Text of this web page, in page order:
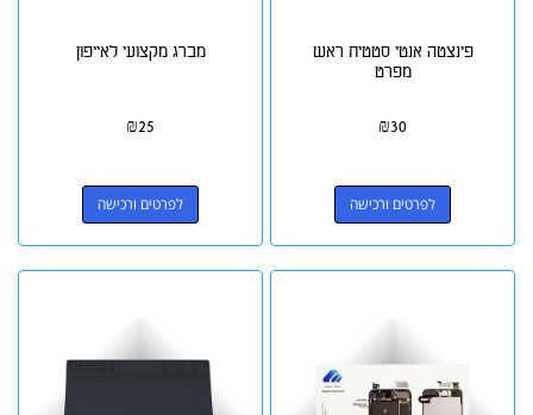
פינצטה אנטי סטטית ראש
מפרט
₪30
לפרטים ורכישה
מברג מקצועי לאייפון
₪25
לפרטים ורכישה